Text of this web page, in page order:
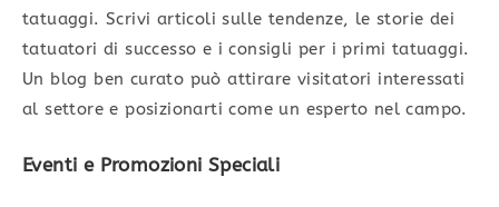
tatuaggi. Scrivi articoli sulle tendenze, le storie dei
tatuatori di successo e i consigli per i primi tatuaggi.
Un blog ben curato può attirare visitatori interessati
al settore e posizionarti come un esperto nel campo.
Eventi e Promozioni Speciali